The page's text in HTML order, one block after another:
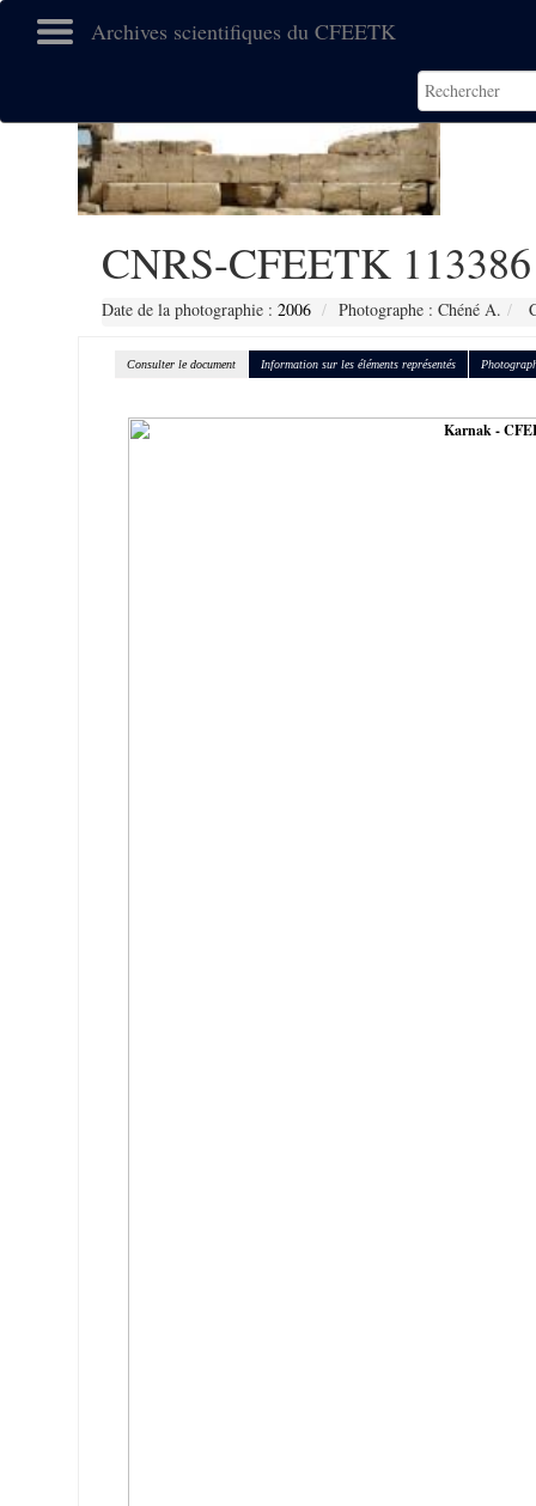
Archives scientifiques du CFEETK
CNRS-CFEETK 113386
Date de la photographie : 2006 Photographe : Chéné A.
Consulter le document Information sur les éléments représentés